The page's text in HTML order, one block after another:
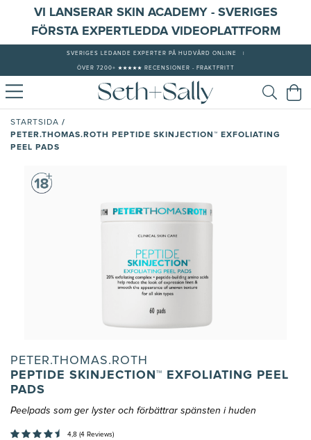
VI LANSERAR SKIN ACADEMY - SVERIGES
FÖRSTA EXPERTLEDDA VIDEOPLATTFORM
SVERIGES LEDANDE EXPERTER PÅ HUDVÅRD ONLINE
ÖVER 7200+ ★★★★★ RECENSIONER - FRAKTFRITT
STARTSIDA /
PETER.THOMAS.ROTH PEPTIDE SKINJECTION™ EXFOLIATING
PEEL PADS
PETER.THOMAS.ROTH
PEPTIDE SKINJECTION™ EXFOLIATING PEEL
PADS
Peelpads som ger lyster och förbättrar spänsten i huden
4,8 (4 Reviews)